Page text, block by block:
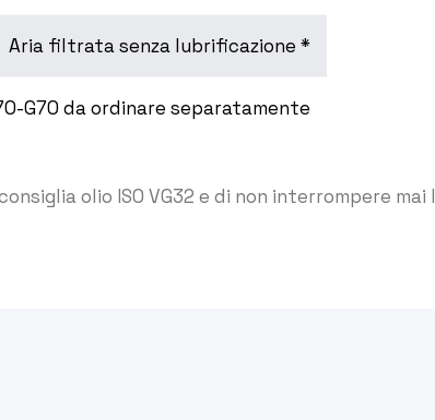
Aria filtrata senza lubrificazione *
G70 da ordinare separatamente
olio ISO VG32 e di non interrompere